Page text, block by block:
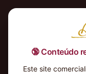
🔞 Conteúdo
Este site